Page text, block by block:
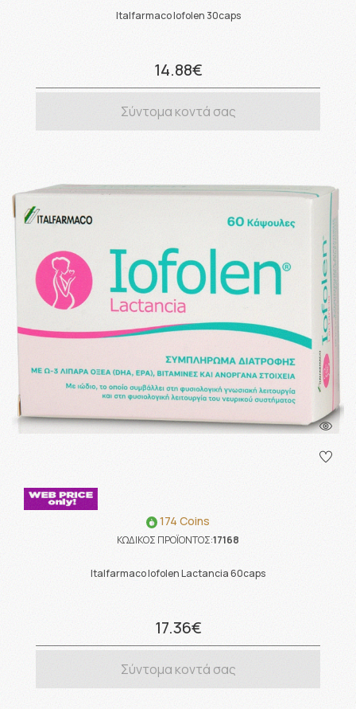
Italfarmaco Iofolen 30caps
14.88€
Σύντομα κοντά σας
174 Coins
ΚΩΔΙΚΟΣ ΠΡΟΪΟΝΤΟΣ:17168
Italfarmaco Iofolen Lactancia 60caps
17.36€
Σύντομα κοντά σας